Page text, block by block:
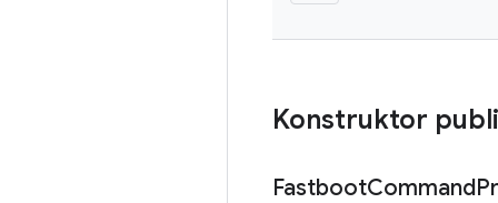
Konstruktor
FastbootCommand